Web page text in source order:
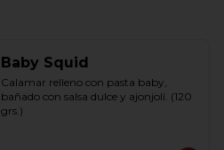
Baby Squid
Calamar relleno con pasta baby,
bañado con salsa dulce y ajonjolí. (120
grs.)